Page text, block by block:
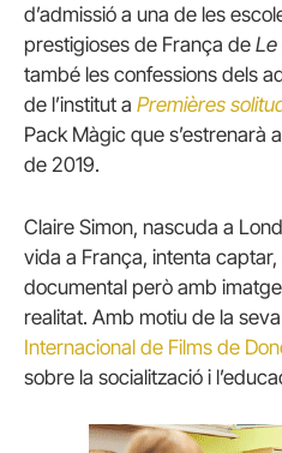
d’admissió a una de les
prestigioses de França de Le
també les confessions dels
de l’institut a Premières
Pack Màgic que s’estrenarà
de 2019.
Claire Simon, nascuda a
vida a França, intenta
documental però amb
realitat. Amb motiu de la
Internacional de Films de
sobre la socialització i